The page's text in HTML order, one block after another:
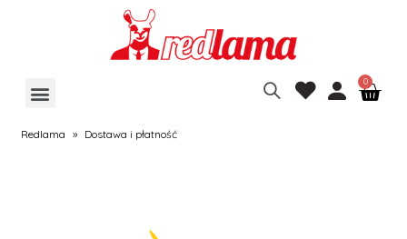
Redlama » Dostawa i płatność